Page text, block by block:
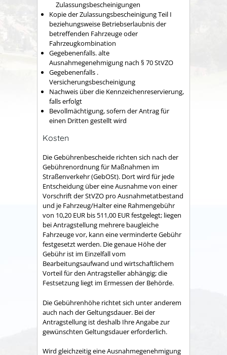
Zulassungsbescheinigungen
Kopie der Zulassungsbescheinigung Teil I
beziehungsweise Betriebserlaubnis der
betreffenden Fahrzeuge oder
Fahrzeugkombination
Gegebenenfalls. alte
Ausnahmegenehmigung nach § 70 StVZO
Gegebenenfalls .
Versicherungsbescheinigung
Nachweis über die Kennzeichenreservierung,
falls erfolgt
Bevollmächtigung, sofern der Antrag für
einen Dritten gestellt wird
Kosten
Die Gebührenbescheide richten sich nach der
Gebührenordnung für Maßnahmen im
Straßenverkehr (GebOSt). Dort wird für jede
Entscheidung über eine Ausnahme von einer
Vorschrift der StVZO pro Ausnahmetatbestand
und je Fahrzeug/Halter eine Rahmengebühr
von 10,20 EUR bis 511,00 EUR festgelegt; liegen
bei Antragstellung mehrere baugleiche
Fahrzeuge vor, kann eine verminderte Gebühr
festgesetzt werden. Die genaue Höhe der
Gebühr ist im Einzelfall vom
Bearbeitungsaufwand und wirtschaftlichem
Vorteil für den Antragsteller abhängig; die
Festsetzung liegt im Ermessen der Behörde.
Die Gebührenhöhe richtet sich unter anderem
auch nach der Geltungsdauer. Bei der
Antragstellung ist deshalb Ihre Angabe zur
gewünschten Geltungsdauer erforderlich.
Wird gleichzeitig eine Ausnahmegenehmigung